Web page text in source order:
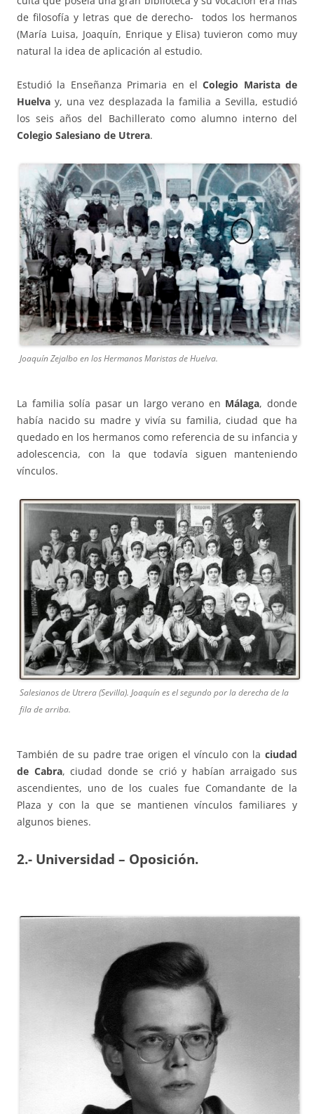
de filosofía y letras que de derecho- todos los hermanos
(María Luisa, Joaquín, Enrique y Elisa) tuvieron como muy
natural la idea de aplicación al estudio.
Estudió la Enseñanza Primaria en el Colegio Marista de
Huelva y, una vez desplazada la familia a Sevilla, estudió
los seis años del Bachillerato como alumno interno del
Colegio Salesiano de Utrera.
Joaquín Zejalbo en los Hermanos Maristas de Huelva.
La familia solía pasar un largo verano en Málaga, donde
había nacido su madre y vivía su familia, ciudad que ha
quedado en los hermanos como referencia de su infancia y
adolescencia, con la que todavía siguen manteniendo
vínculos.
Salesianos de Utrera (Sevilla). Joaquín es el segundo por la derecha de la
fila de arriba.
También de su padre trae origen el vínculo con la ciudad
de Cabra, ciudad donde se crió y habían arraigado sus
ascendientes, uno de los cuales fue Comandante de la
Plaza y con la que se mantienen vínculos familiares y
algunos bienes.
2.- Universidad – Oposición.